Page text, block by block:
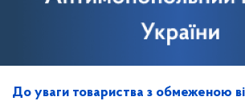
До уваги товариства з обмеженою